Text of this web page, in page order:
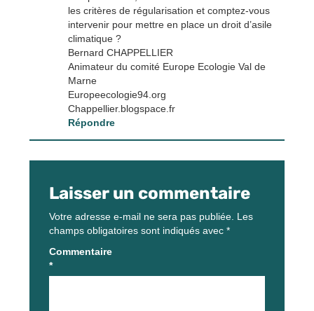
les critères de régularisation et comptez-vous
intervenir pour mettre en place un droit d’asile
climatique ?
Bernard CHAPPELLIER
Animateur du comité Europe Ecologie Val de
Marne
Europeecologie94.org
Chappellier.blogspace.fr
Répondre
Laisser un commentaire
Votre adresse e-mail ne sera pas publiée. Les
champs obligatoires sont indiqués avec *
Commentaire
*